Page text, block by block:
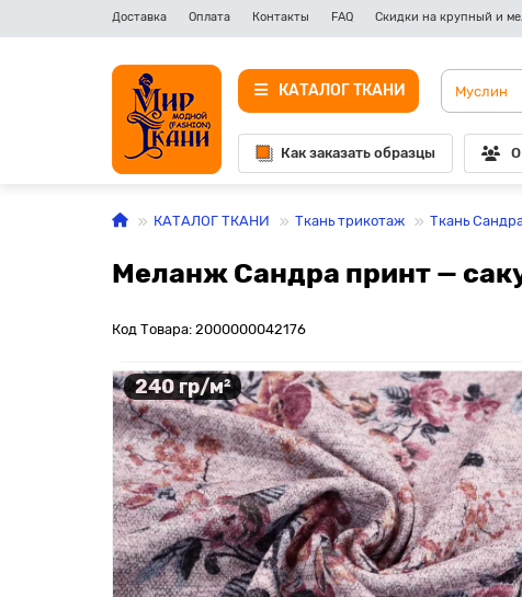
Доставка Оплата Контакты FAQ Скидки на крупный и
КАТАЛОГ ТКАНИ
Как заказать образцы
КАТАЛОГ ТКАНИ Ткань трикотаж Ткань
Меланж Сандра принт —
Код Товара: 2000000042176
240 гр/м²